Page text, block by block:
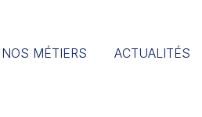
NOS MÉTIERS ACTUALITÉS